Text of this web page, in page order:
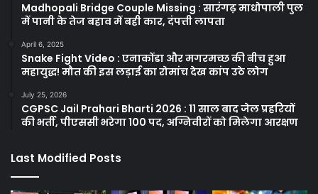
Madhopali Bridge Couple Missing : सारंगढ़ माधोपाली पुल
में पानी के तेज बहाव में बही कार, दंपत्ती लापता
April 6, 2025
Snake Fight Video : एनाकोंडा और मगरमच्छ की बीच हुआ
महायुद्ध! मौत की इस लड़ाई का रोमांच देख कांप उठे लोग
July 25, 2026
CGPSC Jail Prahari Bharti 2026 : 11 साल बाद जेल प्रहरियों
की भर्ती, पीएससी भरेगा 100 पद, अग्निवीरों को मिलेगा आरक्षण
Last Modified Posts